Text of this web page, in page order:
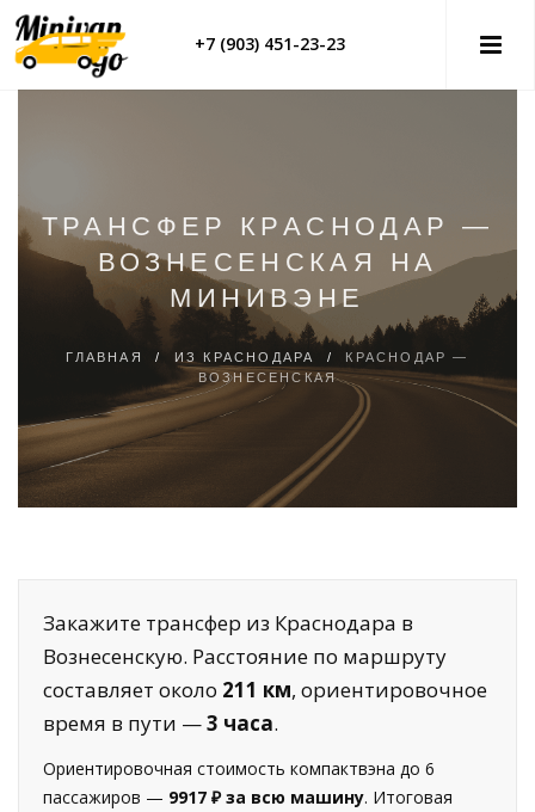
+7 (903) 451-23-23
ТРАНСФЕР КРАСНОДАР —
ВОЗНЕСЕНСКАЯ НА
МИНИВЭНЕ
ГЛАВНАЯ / ИЗ КРАСНОДАРА / КРАСНОДАР —
ВОЗНЕСЕНСКАЯ
Закажите трансфер из Краснодара в
Вознесенскую. Расстояние по маршруту
составляет около 211 км, ориентировочное
время в пути —3 часа.
Ориентировочная стоимость компактвэна до 6
пассажиров — 9917 ₽ за всю машину. Итоговая